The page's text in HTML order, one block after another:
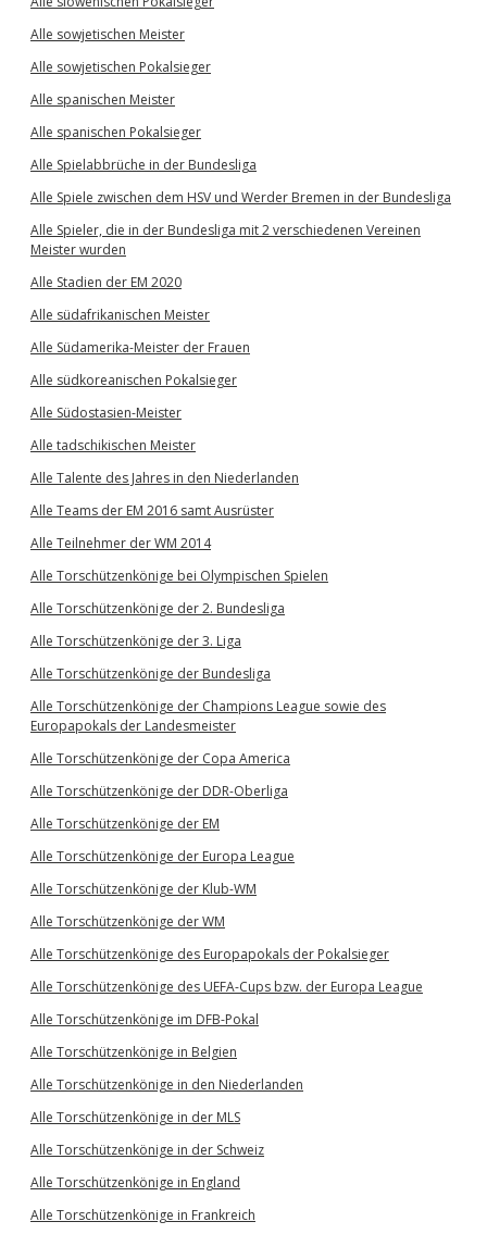
Alle sowjetischen Meister
Alle sowjetischen Pokalsieger
Alle spanischen Meister
Alle spanischen Pokalsieger
Alle Spielabbrüche in der Bundesliga
Alle Spiele zwischen dem HSV und Werder Bremen in der Bundesliga
Alle Spieler, die in der Bundesliga mit 2 verschiedenen Vereinen
Meister wurden
Alle Stadien der EM 2020
Alle südafrikanischen Meister
Alle Südamerika-Meister der Frauen
Alle südkoreanischen Pokalsieger
Alle Südostasien-Meister
Alle tadschikischen Meister
Alle Talente des Jahres in den Niederlanden
Alle Teams der EM 2016 samt Ausrüster
Alle Teilnehmer der WM 2014
Alle Torschützenkönige bei Olympischen Spielen
Alle Torschützenkönige der 2. Bundesliga
Alle Torschützenkönige der 3. Liga
Alle Torschützenkönige der Bundesliga
Alle Torschützenkönige der Champions League sowie des
Europapokals der Landesmeister
Alle Torschützenkönige der Copa America
Alle Torschützenkönige der DDR-Oberliga
Alle Torschützenkönige der EM
Alle Torschützenkönige der Europa League
Alle Torschützenkönige der Klub-WM
Alle Torschützenkönige der WM
Alle Torschützenkönige des Europapokals der Pokalsieger
Alle Torschützenkönige des UEFA-Cups bzw. der Europa League
Alle Torschützenkönige im DFB-Pokal
Alle Torschützenkönige in Belgien
Alle Torschützenkönige in den Niederlanden
Alle Torschützenkönige in der MLS
Alle Torschützenkönige in der Schweiz
Alle Torschützenkönige in England
Alle Torschützenkönige in Frankreich